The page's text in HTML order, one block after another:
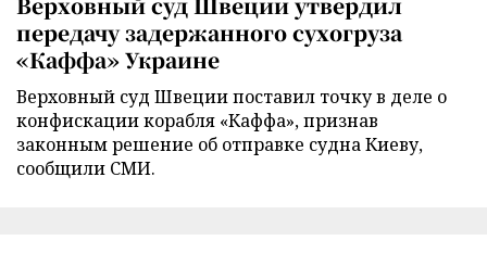
передачу задержанного сухогруза
«Каффа» Украине
Верховный суд Швеции поставил точку в деле о
конфискации корабля «Каффа», признав
законным решение об отправке судна Киеву,
сообщили СМИ.